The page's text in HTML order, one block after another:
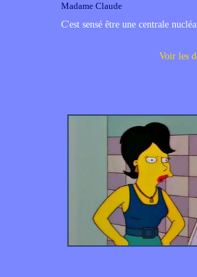
Madame Claude
C'est sensé être une centrale
Voir les